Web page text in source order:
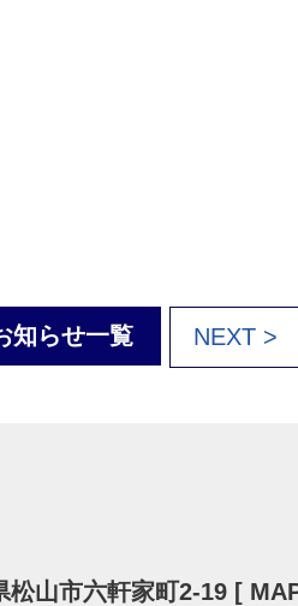
知らせ一覧 NEXT >
山市六軒家町2-19 [